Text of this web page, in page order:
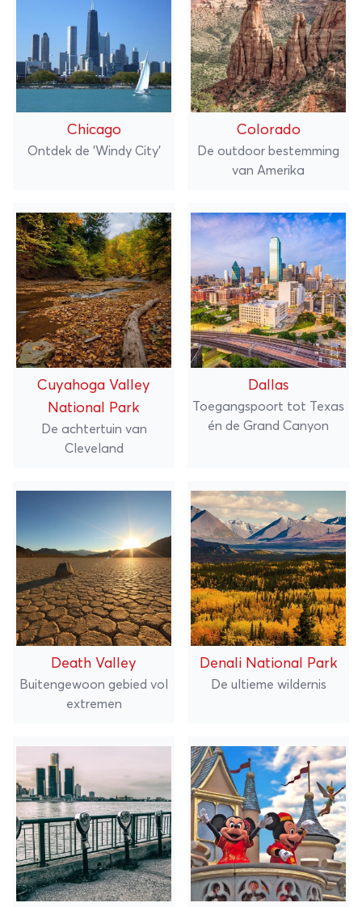
Chicago
Ontdek de 'Windy City'
Colorado
De outdoor bestemming
van Amerika
Cuyahoga Valley
National Park
De achtertuin van
Cleveland
Dallas
Toegangspoort tot Texas
én de Grand Canyon
Death Valley
Buitengewoon gebied vol
extremen
Denali National Park
De ultieme wildernis